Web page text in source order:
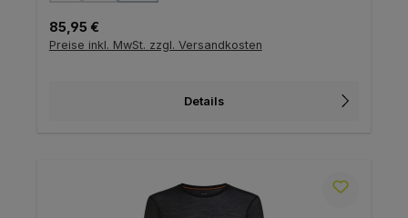
Regulärer Preis:
85,95 €
Preise inkl. MwSt. zzgl. Versandkosten
Details